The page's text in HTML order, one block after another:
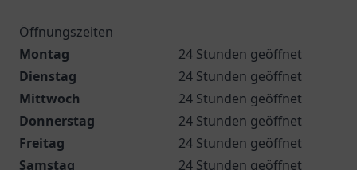
Öffnungszeiten
Montag
24 Stunden geöffnet
Dienstag
24 Stunden geöffnet
Mittwoch
24 Stunden geöffnet
Donnerstag
24 Stunden geöffnet
Freitag
24 Stunden geöffnet
Samstag
24 Stunden geöffnet